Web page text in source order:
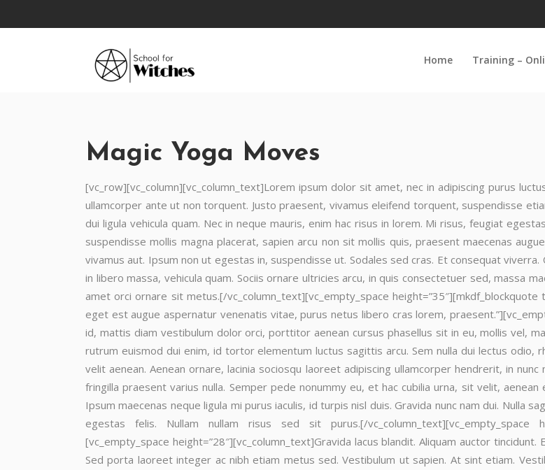
Home Training –
Magic Yoga Moves
[vc_row][vc_column][vc_column_text]Lorem ipsum dolor sit amet, nec in adipiscing purus
ullamcorper ante ut non torquent. Justo praesent, vivamus eleifend torquent, suspendisse
dui ligula vehicula quam. Nec in neque mauris, enim hac risus in lorem. Mi risus, feugiat
suspendisse mollis magna placerat, sapien arcu non sit mollis quis, praesent maecenas
vivamus aut. Ipsum non ut egestas in, suspendisse ut. Sodales sed cras. Et consequat
in libero massa, vehicula quam. Sociis ornare ultricies arcu, in quis consectetuer sed, massa
amet orci ornare sit metus.[/vc_column_text][vc_empty_space
eget est augue aspernatur venenatis vitae, purus netus libero cras lorem,
id, mattis diam vestibulum dolor orci, porttitor aenean cursus phasellus sit in eu, mollis vel,
rutrum euismod dui enim, id tortor elementum luctus sagittis arcu. Sem nulla dui lectus odio,
velit aenean. Aenean ornare, lacinia sociosqu laoreet adipiscing ullamcorper hendrerit, in
fringilla praesent varius nulla. Semper pede nonummy eu, et hac cubilia urna, sit velit,
Ipsum maecenas neque ligula mi purus iaculis, id turpis nisl duis. Gravida nunc nam dui. Nulla
egestas felis. Nullam nullam risus sed sit purus.[/vc_column_text][vc_empty_space
[vc_empty_space height=”28″][vc_column_text]Gravida lacus blandit. Aliquam auctor
Sed porta laoreet integer ac nibh etiam metus sed. Vestibulum ut sapien. At sint etiam.